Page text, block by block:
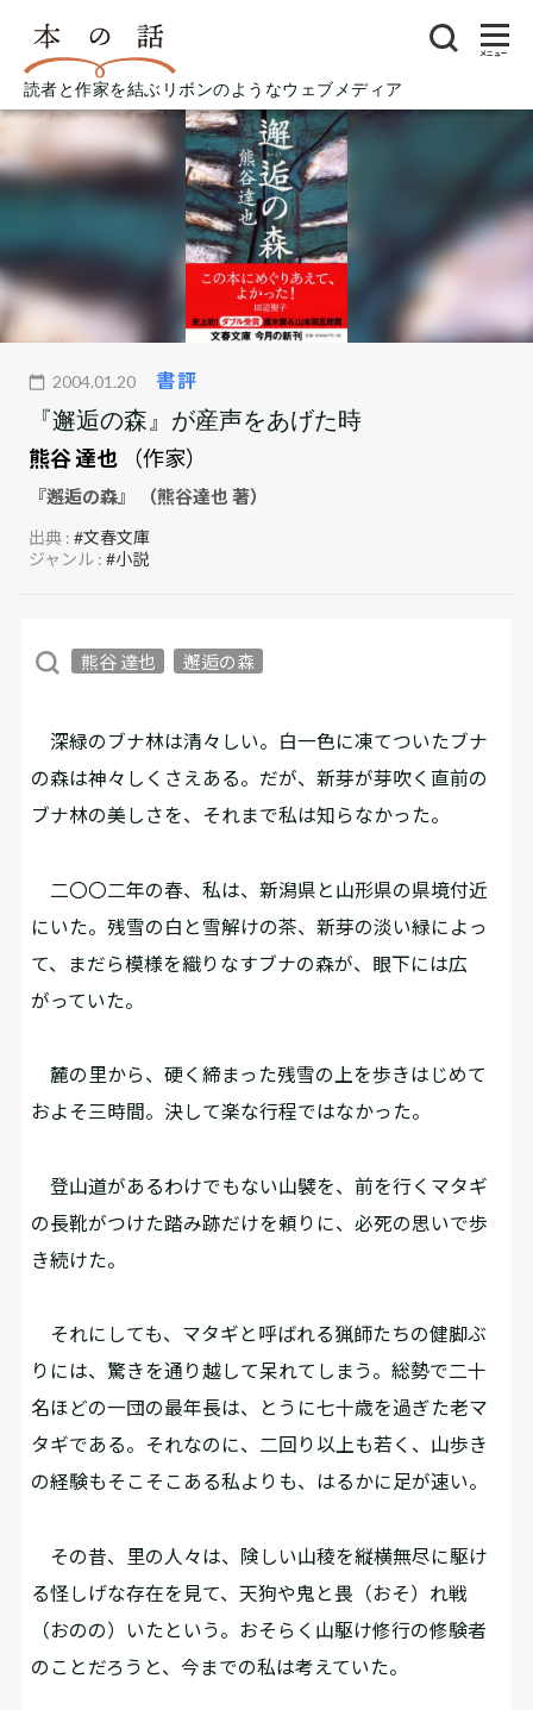
読者と作家を結ぶリボンのようなウェブメディア
メニュー
2004.01.20 書評
『邂逅の森』が産声をあげた時
熊谷 達也
（作家）
『邂逅の森』 （熊谷達也 著）
出典 :#文春文庫
ジャンル :#小説
熊谷 達也 邂逅の森
深緑のブナ林は清々しい。白一色に凍てついたブナ
の森は神々しくさえある。だが、新芽が芽吹く直前の
ブナ林の美しさを、それまで私は知らなかった。
二〇〇二年の春、私は、新潟県と山形県の県境付近
にいた。残雪の白と雪解けの茶、新芽の淡い緑によっ
て、まだら模様を織りなすブナの森が、眼下には広
がっていた。
麓の里から、硬く締まった残雪の上を歩きはじめて
およそ三時間。決して楽な行程ではなかった。
登山道があるわけでもない山襞を、前を行くマタギ
の長靴がつけた踏み跡だけを頼りに、必死の思いで歩
き続けた。
それにしても、マタギと呼ばれる猟師たちの健脚ぶ
りには、驚きを通り越して呆れてしまう。総勢で二十
名ほどの一団の最年長は、とうに七十歳を過ぎた老マ
タギである。それなのに、二回り以上も若く、山歩き
の経験もそこそこある私よりも、はるかに足が速い。
その昔、里の人々は、険しい山稜を縦横無尽に駆け
る怪しげな存在を見て、天狗や鬼と畏（おそ）れ戦
（おのの）いたという。おそらく山駆け修行の修験者
のことだろうと、今までの私は考えていた。